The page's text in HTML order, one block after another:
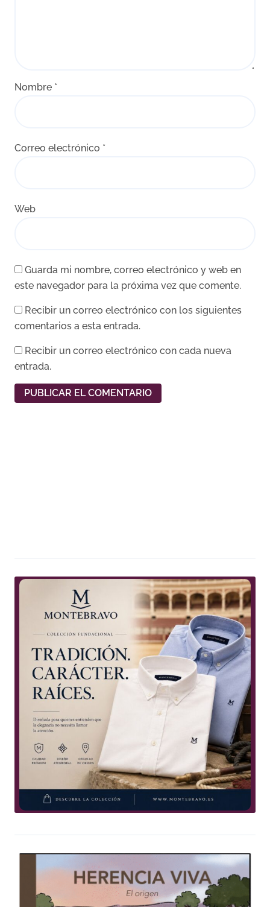
Nombre *
Correo electrónico *
Web
Guarda mi nombre, correo electrónico y web en
este navegador para la próxima vez que comente.
Recibir un correo electrónico con los siguientes
comentarios a esta entrada.
Recibir un correo electrónico con cada nueva
entrada.